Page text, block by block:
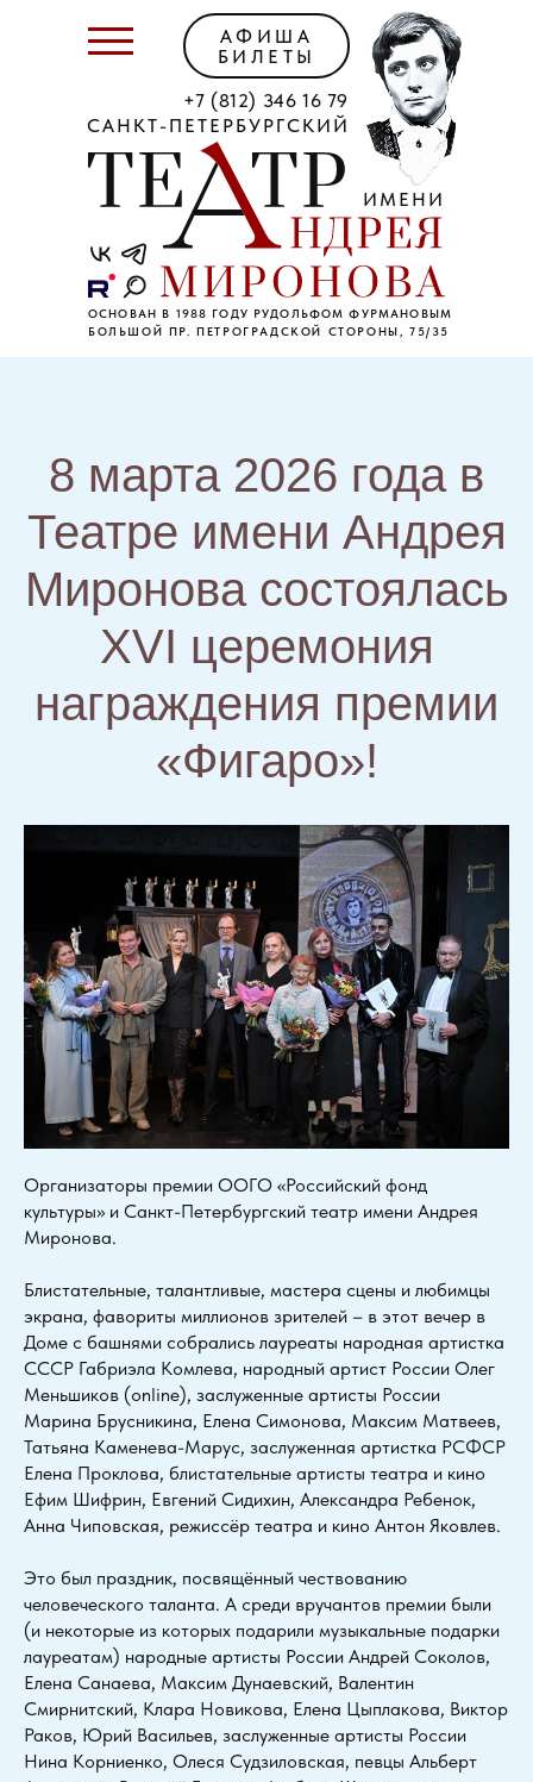
САНКТ-ПЕТЕРБУРГСКИЙ
ИМЕНИ
ОСНОВАН В 1988 ГОДУ РУДОЛЬФОМ ФУРМАНОВЫМ
+7 (812) 346 16 79
БОЛЬШОЙ ПР. ПЕТРОГРАДСКОЙ СТОРОНЫ, 75/35
АФИША
БИЛЕТЫ
8 марта 2026 года в
Театре имени Андрея
Миронова состоялась
XVI церемония
награждения премии
«Фигаро»!
Организаторы премии ООГО «Российский фонд
культуры» и Санкт-Петербургский театр имени Андрея
Миронова.
Блистательные, талантливые, мастера сцены и любимцы
экрана, фавориты миллионов зрителей – в этот вечер в
Доме с башнями собрались лауреаты народная артистка
СССР Габриэла Комлева, народный артист России Олег
Меньшиков (online), заслуженные артисты России
Марина Брусникина, Елена Симонова, Максим Матвеев,
Татьяна Каменева-Марус, заслуженная артистка РСФСР
Елена Проклова, блистательные артисты театра и кино
Ефим Шифрин, Евгений Сидихин, Александра Ребенок,
Анна Чиповская, режиссёр театра и кино Антон Яковлев.
Это был праздник, посвящённый чествованию
человеческого таланта. А среди вручантов премии были
(и некоторые из которых подарили музыкальные подарки
лауреатам) народные артисты России Андрей Соколов,
Елена Санаева, Максим Дунаевский, Валентин
Смирнитский, Клара Новикова, Елена Цыплакова, Виктор
Раков, Юрий Васильев, заслуженные артисты России
Нина Корниенко, Олеся Судзиловская, певцы Альберт